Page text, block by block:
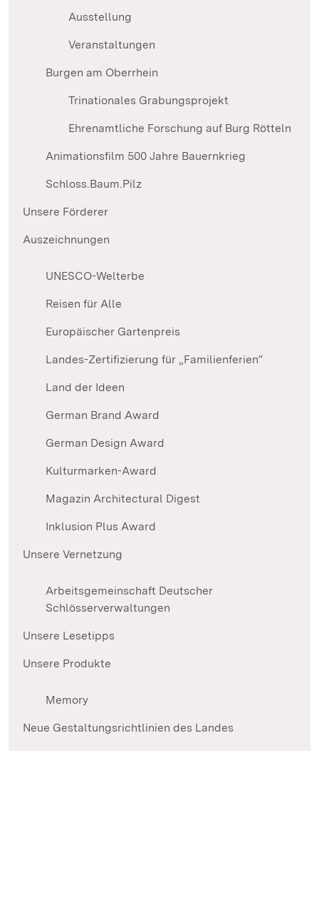
Ausstellung
Veranstaltungen
Burgen am Oberrhein
Trinationales Grabungsprojekt
Ehrenamtliche Forschung auf Burg Rötteln
Animationsfilm 500 Jahre Bauernkrieg
Schloss.Baum.Pilz
Unsere Förderer
Auszeichnungen
UNESCO-Welterbe
Reisen für Alle
Europäischer Gartenpreis
Landes-Zertifizierung für „Familienferien“
Land der Ideen
German Brand Award
German Design Award
Kulturmarken-Award
Magazin Architectural Digest
Inklusion Plus Award
Unsere Vernetzung
Arbeitsgemeinschaft Deutscher
Schlösserverwaltungen
Unsere Lesetipps
Unsere Produkte
Memory
Neue Gestaltungsrichtlinien des Landes